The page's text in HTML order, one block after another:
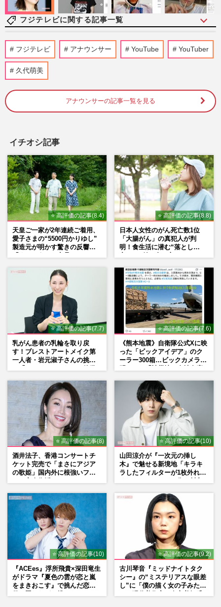
フジテレビに関する記事一覧
NHK『歴史探偵』などハラスメント騒動
の佐藤二朗起用に「現時点で出演継続」
反町隆史主演ドラマ『GTO』の視聴率下
落は“イメージ”の違いか「あんまりGTO
GACKT主演月9『ブラックトリック』スタ
ートも《セリフ聞き取りづらいの声も》…
生瀬勝久出演で『リーガル…
週刊女性PRIME 2026/7/27
TBS日曜劇場『VIVANT』や映画『キング
ダム』にも出演、歌舞伎役者・坂東彌十郎
が板橋区で送る最愛妻との“…
週刊女性2026年7月7日・14日号
フジテレビ原田葵アナ『ぽかぽか』で結婚
相手の理想の年収「2000万円がいちばん幸
せ」発言、日本の平均年収…
週刊女性PRIME 2026/7/22
フジテレビ アナウンサー YouTube YouTuber
久代萌美
アナウンサーの記事一覧を見る
イチオシ記事
⭐ 高評価の記事(8.4)
天皇ご一家が2年連続ご着用、
愛子さまの“5500円かりゆし”
製造元が明かす驚きの反響
⭐ 高評価の記事(8.8)
日本人女性のがん死亡数1位
「大腸がん」の真犯人が判
明！食生活に潜む“落とし
⭐ 高評価の記事(7.7)
乳がん患者の乳輪を取り戻
す！ブレストアートメイク第
一人者・岩元淑子さんの挑戦
⭐ 高評価の記事(7.6)
《熊本地震》自衛隊公式Xに映
った「ビックアイデア」のク
ーラー300箱…ビックカメラが
⭐ 高評価の記事(8)
酒井法子、香港コンサートチ
ケット完売で「まさにアジア
の歌姫」国内外に根強いファ
⭐ 高評価の記事(10)
山田涼介が『一次元の挿し
木』で魅せる新境地「キラキ
ラしたフィルターが1枚外れて
⭐ 高評価の記事(10)
『ACEes』浮所飛貴×深田竜生
がドラマ『夏色の雲が恋と嵐
をまきおこす』で挑んだ恋人
⭐ 高評価の記事(9.2)
古川琴音『ミッドナイトタク
シー』の“ミステリアスな眼差
し”に「僕の描く女の子みた